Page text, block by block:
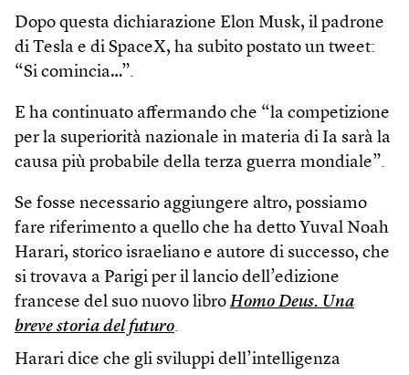
Dopo questa dichiarazione Elon Musk, il padrone
di Tesla e di SpaceX, ha subito postato un tweet:
“Si comincia…”.
E ha continuato affermando che “la competizione
per la superiorità nazionale in materia di Ia sarà la
causa più probabile della terza guerra mondiale”.
Se fosse necessario aggiungere altro, possiamo
fare riferimento a quello che ha detto Yuval Noah
Harari, storico israeliano e autore di successo, che
si trovava a Parigi per il lancio dell’edizione
francese del suo nuovo libro Homo Deus. Una
breve storia del futuro.
Harari dice che gli sviluppi dell’intelligenza